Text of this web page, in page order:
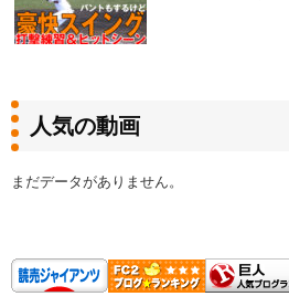
人気の動画
まだデータがありません。